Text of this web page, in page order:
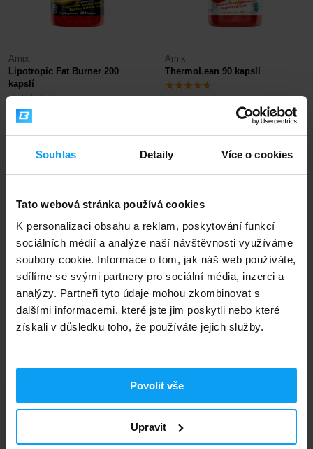
Souhlas Detaily Více o cookies
Tato webová stránka používá cookies
K personalizaci obsahu a reklam, poskytování funkcí
sociálních médií a analýze naší návštěvnosti využíváme
soubory cookie. Informace o tom, jak náš web používáte,
sdílíme se svými partnery pro sociální média, inzerci a
analýzy. Partneři tyto údaje mohou zkombinovat s
dalšími informacemi, které jste jim poskytli nebo které
získali v důsledku toho, že používáte jejich služby.
Povolit vše
Upravit
Amix
Lipotropic Fat Burner 200
kapslí
539Kč
Amix
ThermoLean 90 kapslí
-12%
XFat 2in1 Shot BOX 20 x 60 ml
NENÍ SKLADEM
-13%
ThermoCore 90 kapslí
NENÍ SKLADEM
Rychlé doručení